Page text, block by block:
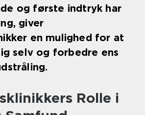
og første indtryk har
giver
en mulighed for at
selv og forbedre ens
Rolle i